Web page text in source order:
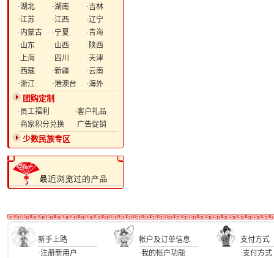
·湖北
·湖南
·吉林
·江苏
·江西
·辽宁
·内蒙古
·宁夏
·青海
·山东
·山西
·陕西
·上海
·四川
·天津
·西藏
·新疆
·云南
·浙江
·港澳台 ·海外
团购定制
·员工福利
·客户礼品
·商家积分兑换
·广告促销
少数民族专区
新手上路 帐户及订单信息
支付方式
·注册新用户
·我的帐户功能
·支付方式